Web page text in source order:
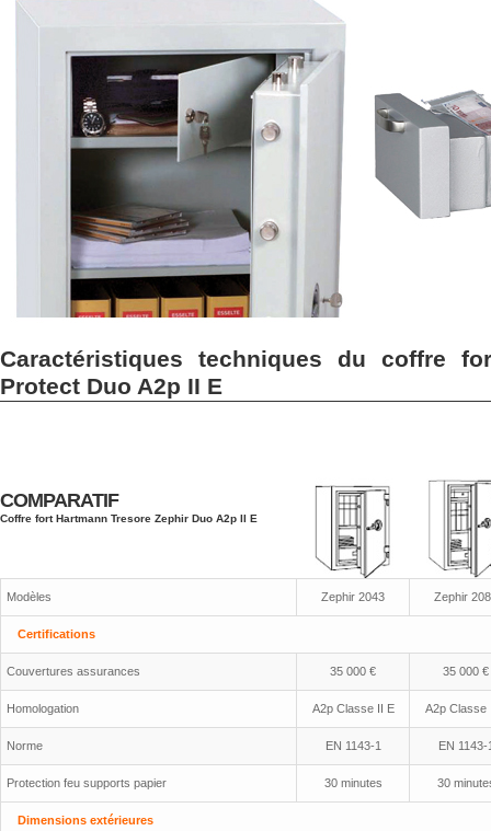
Caractéristiques techniques du coffre
Protect Duo A2p II E
COMPARATIF
Coffre fort Hartmann Tresore Zephir Duo A2p II E
Modèles Zephir 2043 Zephir
Certifications
Couvertures assurances 35 000 € 35 000 €
Homologation A2p Classe II E A2p Classe
Norme EN 1143-1 EN 1143-
Protection feu supports papier 30 minutes 30
Dimensions extérieures